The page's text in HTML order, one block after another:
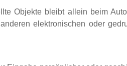
Objekte bleibt allein beim
elektronischen oder